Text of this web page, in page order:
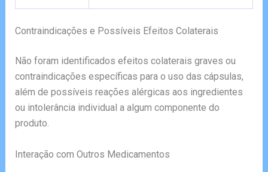
Contraindicações e Possíveis Efeitos Colaterais
Não foram identificados efeitos colaterais graves ou
contraindicações específicas para o uso das cápsulas,
além de possíveis reações alérgicas aos ingredientes
ou intolerância individual a algum componente do
produto.
Interação com Outros Medicamentos